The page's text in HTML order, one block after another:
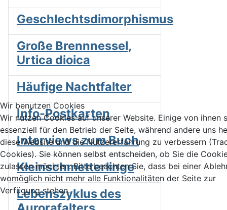
Geschlechtsdimorphismus
Große Brennnessel,
Urtica dioica
Häufige Nachtfalter
Info-Postkarten
Interviews zum Buch
Kleinschmetterlinge
Lebenszyklus des
Wir benutzen Cookies
Wir nutzen Cookies auf unserer Website. Einige von ihnen
essenziell für den Betrieb der Seite, während andere uns
diese Website und die Nutzererfahrung zu verbessern
Cookies). Sie können selbst entscheiden, ob Sie die
zulassen möchten. Bitte beachten Sie, dass bei einer
womöglich nicht mehr alle Funktionalitäten der Seite zur
Verfügung stehen.